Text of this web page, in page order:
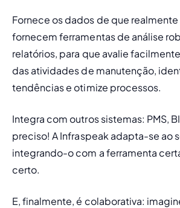
Fornece os dados de que
fornecem ferramentas de análise
relatórios, para que avalie
das atividades de manutenção,
tendências e otimize processos.
Integra com outros sistemas: PMS,
preciso! A Infraspeak adapta-se ao
integrando-o com a ferramenta
certo.
E, finalmente, é colaborativa: